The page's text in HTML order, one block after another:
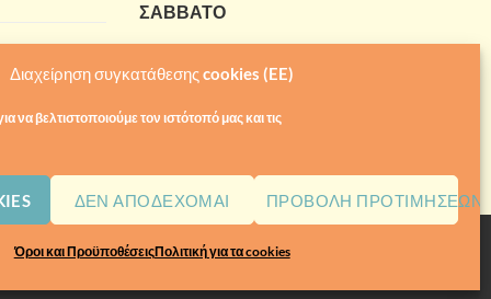
Διαχείρηση συγκατάθεσης cookies (EE)
να βελτιστοποιούμε τον ιστότοπό μας και τις
ΔΕΝ ΑΠΟΔΈΧΟΜΑΙ ΠΡΟΒΟΛΉ ΠΡΟΤΙΜΉΣΕΩΝ
Όροι και ΠροϋποθέσειςΠολιτική για τα cookies
ΣΑΒΒΑΤΟ